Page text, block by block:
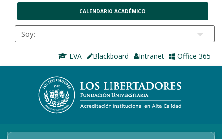
CALENDARIO ACADÉMICO
EVA Blackboard Intranet Office 365